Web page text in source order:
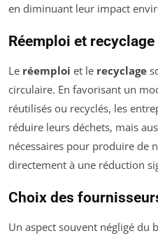
en diminuant leur impact
Réemploi et recyclage
Le réemploi et le recyclage
circulaire. En favorisant un
réutilisés ou recyclés, les
réduire leurs déchets, mais
nécessaires pour produire de
directement à une réduction
Choix des
Un aspect souvent négligé du